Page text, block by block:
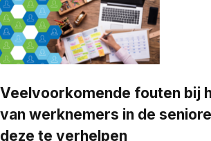
Veelvoorkomende fouten bij
van werknemers in de
deze te verhelpen